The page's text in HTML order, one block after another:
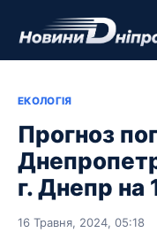
ЕКОЛОГІЯ
Прогноз
г. Днепр на
16 Травня, 2024, 05:18